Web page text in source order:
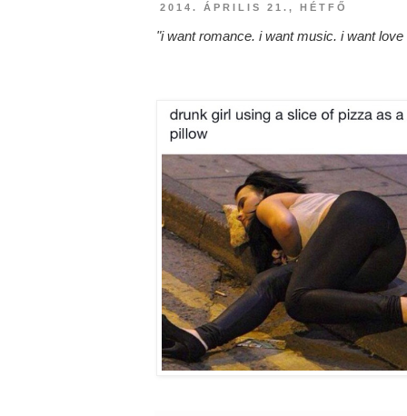
2014. ÁPRILIS 21., HÉTFŐ
"i want romance. i want music. i want love